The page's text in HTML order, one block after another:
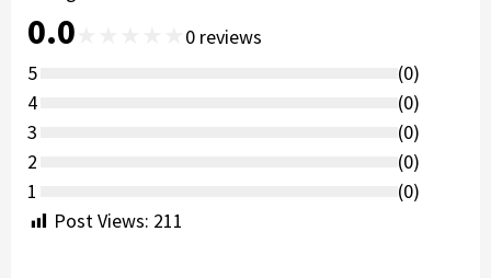
0.0 0 reviews
5
(0)
4
(0)
3
(0)
2
(0)
1
(0)
Post Views: 211